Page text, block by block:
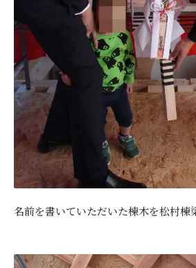
名前を書いていただいた棟木を松村棟